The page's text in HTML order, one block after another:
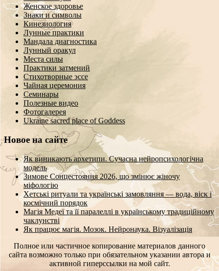
Женское здоровье
Знаки и символы
Кинезиология
Лунные практики
Мандала диагностика
Лунный оракул
Места силы
Практики затмений
Стихотворные эссе
Чайная церемония
Семинары
Полезные видео
Фотогалерея
Ukraine sacred place of Goddess
Новое на сайте
Як виникають архетипи. Сучасна нейропсихологічна
модель
Зимове Сонцестояння 2026, що змінює жіночу
міфологію
Хетські ритуали та українські замовляння — вода, віск і
космічний порядок
Магія Медеї та її паралеллі в українському традиційному
чаклунстві
Як працює магія. Мозок. Нейронаука. Візуалізація
Полное или частичное копирование материалов данного
сайта возможно только при обязательном указании автора и
активной гиперссылки на мой сайт.